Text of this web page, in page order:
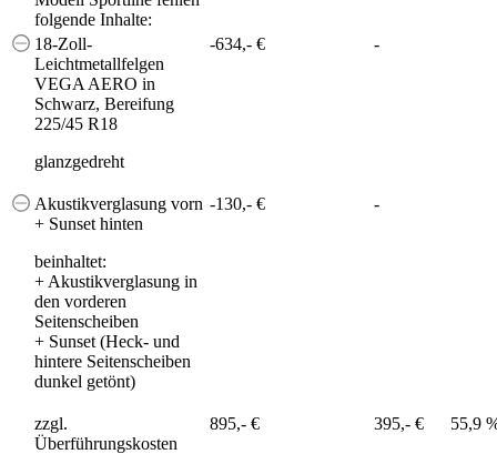
folgende Inhalte:
18-Zoll-
Leichtmetallfelgen
VEGA AERO in
Schwarz, Bereifung
225/45 R18
glanzgedreht
-634,- € -
Akustikverglasung vorn
+ Sunset hinten
beinhaltet:
+ Akustikverglasung in
den vorderen
Seitenscheiben
+ Sunset (Heck- und
hintere Seitenscheiben
dunkel getönt)
-130,- € -
zzgl.
Überführungskosten
895,- € 395,- € 55,9